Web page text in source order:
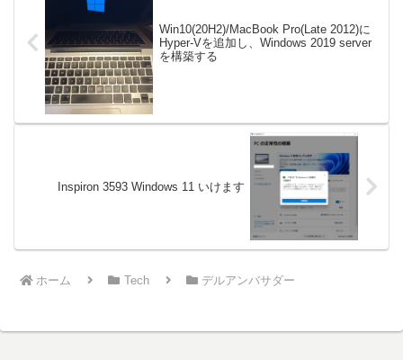
Win10(20H2)/MacBook Pro(Late 2012)に
Hyper-Vを追加し、Windows 2019 server
を構築する
Inspiron 3593 Windows 11 いけます
ホーム Tech デルアンバサダー